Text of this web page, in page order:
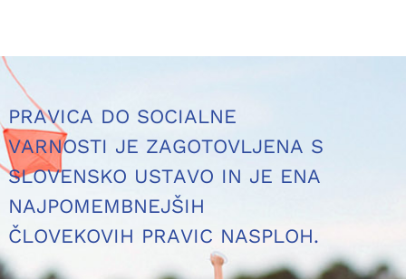
PRAVICA DO SOCIALNE
VARNOSTI JE ZAGOTOVLJENA S
SLOVENSKO USTAVO IN JE ENA
NAJPOMEMBNEJŠIH
ČLOVEKOVIH PRAVIC NASPLOH.